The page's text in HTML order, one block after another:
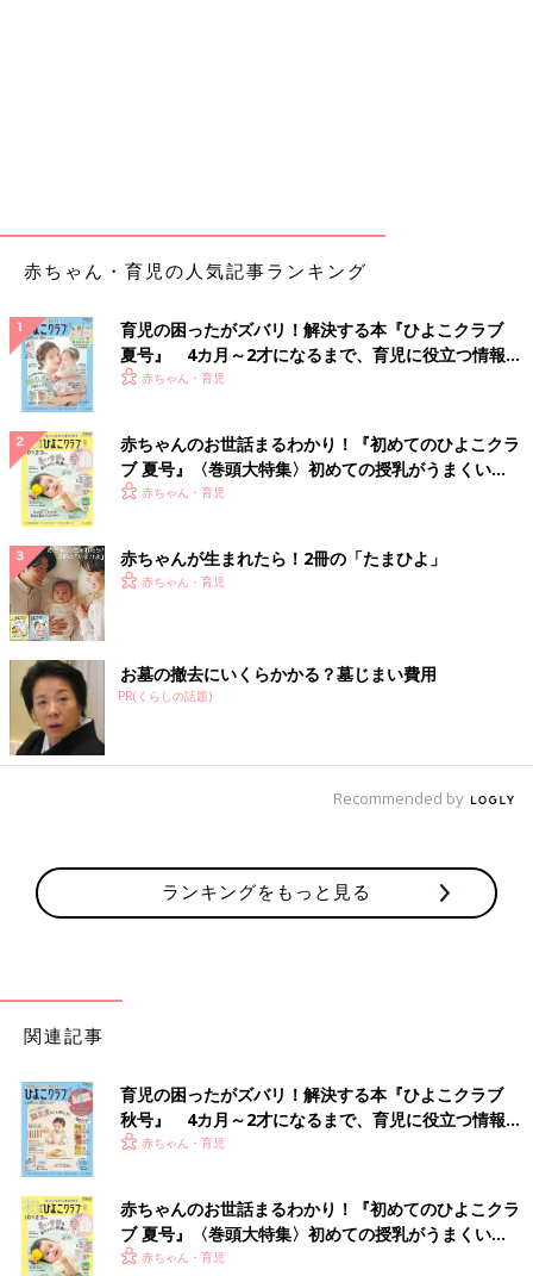
出典：Instagramアカウント「may216」
紗月010さんは、値下げされたタイミングで初めてオンライン注
ンや、ギンガム、無地タイプなど、これだけあれば着回しにもバ
ッチリですよね。
赤ちゃん・育児の人気記事ランキング
育児の困ったがズバリ！解決する本『ひよこクラブ
夏号』 4カ月～2才になるまで、育児に役立つ情報が
いっぱい！
赤ちゃん・育児
赤ちゃんのお世話まるわかり！『初めてのひよこクラ
ブ 夏号』〈巻頭大特集〉初めての授乳がうまくい
く！ おっぱい・ミルクの基本と夏のトラブル 解決テ
赤ちゃん・育児
赤ちゃんが生まれたら！2冊の「たまひよ」
赤ちゃん・育児
お墓の撤去にいくらかかる？墓じまい費用
PR(くらしの話題)
Recommended by
ランキングをもっと見る
関連記事
育児の困ったがズバリ！解決する本『ひよこクラブ
秋号』 4カ月～2才になるまで、育児に役立つ情報が
いっぱい！
赤ちゃん・育児
赤ちゃんのお世話まるわかり！『初めてのひよこクラ
ブ 夏号』〈巻頭大特集〉初めての授乳がうまくい
く！ おっぱい・ミルクの基本と夏のトラブル 解決テ
赤ちゃん・育児